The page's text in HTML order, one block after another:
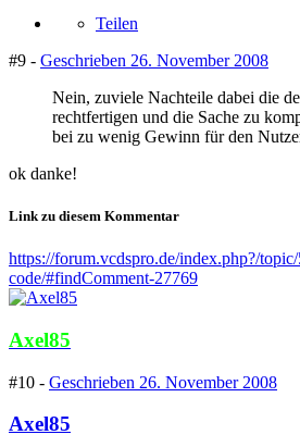
Teilen
#9 - Geschrieben 26. November 2008
Nein, zuviele Nachteile dabei die
rechtfertigen und die Sache zu
bei zu wenig Gewinn für den
ok danke!
Link zu diesem Kommentar
https://forum.vcdspro.de/index.php?/
code/#findComment-27769
Axel85
#10 - Geschrieben 26. November 2008
Axel85